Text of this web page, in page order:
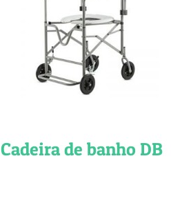
Cadeira de banho DB